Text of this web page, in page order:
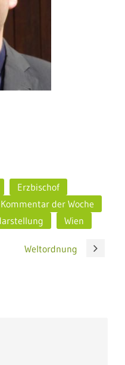
Erzbischof
Kommentar der Woche
Wien
Weltordnung